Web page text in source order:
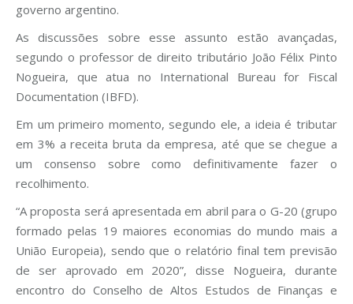
governo argentino.
As discussões sobre esse assunto estão avançadas,
segundo o professor de direito tributário João Félix Pinto
Nogueira, que atua no International Bureau for Fiscal
Documentation (IBFD).
Em um primeiro momento, segundo ele, a ideia é tributar
em 3% a receita bruta da empresa, até que se chegue a
um consenso sobre como definitivamente fazer o
recolhimento.
“A proposta será apresentada em abril para o G-20 (grupo
formado pelas 19 maiores economias do mundo mais a
União Europeia), sendo que o relatório final tem previsão
de ser aprovado em 2020”, disse Nogueira, durante
encontro do Conselho de Altos Estudos de Finanças e